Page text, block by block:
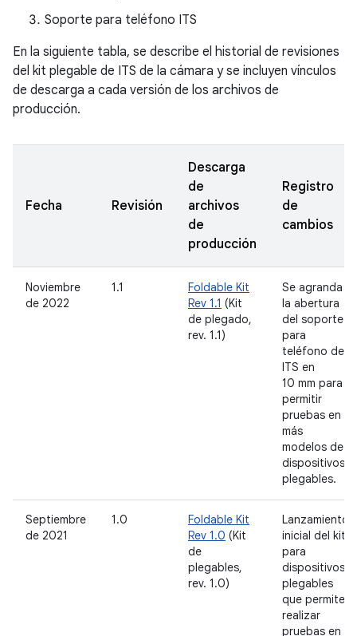
Soporte para teléfono ITS
En la siguiente tabla, se describe el historial de revisiones
del kit plegable de ITS de la cámara y se incluyen vínculos
de descarga a cada versión de los archivos de
producción.
Fecha Revisión
Descarga
de
archivos
de
producción
Registro
de
cambios
Noviembre
de 2022
1.1
Foldable Kit
Rev 1.1 (Kit
de plegado,
rev. 1.1)
Se agranda
la abertura
del soporte
para
teléfono del
ITS en
10 mm para
permitir
pruebas en
más
modelos de
dispositivos
plegables.
Septiembre
de 2021
1.0
Foldable Kit
Rev 1.0 (Kit
de
plegables,
rev. 1.0)
Lanzamiento
inicial del kit
para
dispositivos
plegables
que permite
realizar
pruebas en